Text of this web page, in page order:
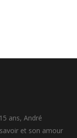
ans, André
et son amour